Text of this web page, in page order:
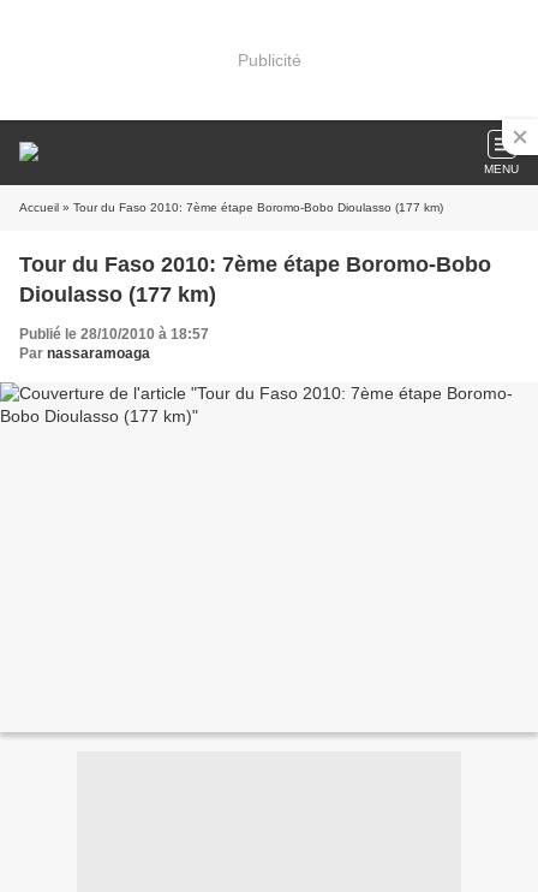
Publicité
MENU
Accueil » Tour du Faso 2010: 7ème étape Boromo-Bobo Dioulasso (177 km)
Tour du Faso 2010: 7ème étape Boromo-Bobo
Dioulasso (177 km)
Publié le 28/10/2010 à 18:57
Par nassaramoaga